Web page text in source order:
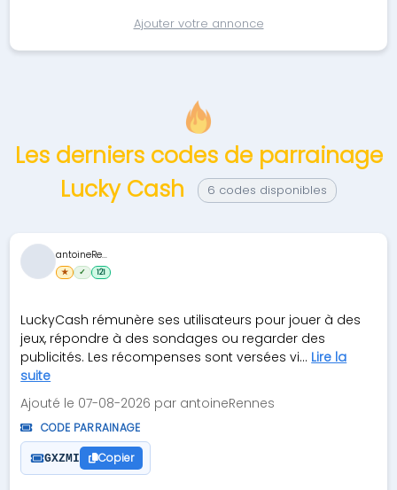
Ajouter votre annonce
Les derniers codes de parrainage
Lucky Cash
6 codes disponibles
LuckyCash rémunère ses utilisateurs pour jouer à des
jeux, répondre à des sondages ou regarder des
publicités. Les récompenses sont versées vi... Lire la
suite
Ajouté le 07-08-2026 par antoineRennes
CODE PARRAINAGE
GXZMI Copier
antoineRe...
★ ✓ 121